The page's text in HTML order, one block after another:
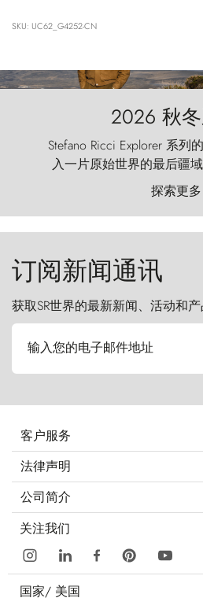
SKU: UC62_G4252-CN
2026 秋
Stefano Ricci Explorer 系列
入一片原始世界的最后疆
以远古的怒号雕琢着自然
del Paine）则宛如石砌的
起挑战。
探索更多
订阅新闻通讯
获取SR世界的最新新闻、活动和
输入您的电子邮件地址
客户服务
法律声明
公司简介
关注我们
国家/ 美国